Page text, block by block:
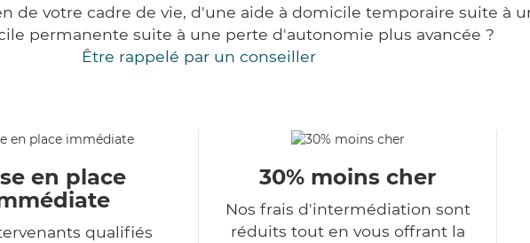
de votre cadre de vie, d'une aide à domicile temporaire suite à
permanente suite à une perte d'autonomie plus avancée ?
Être rappelé par un conseiller
en place
qualifiés
30% moins cher
Nos frais d'intermédiation sont
réduits tout en vous offrant la